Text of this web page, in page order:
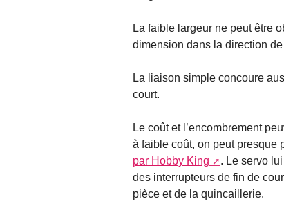
La faible largeur ne peut être
dimension dans la direction
La liaison simple concoure
court.
Le coût et l’encombrement
à faible coût, on peut presque
par Hobby King
. Le servo
des interrupteurs de fin de
pièce et de la quincaillerie.